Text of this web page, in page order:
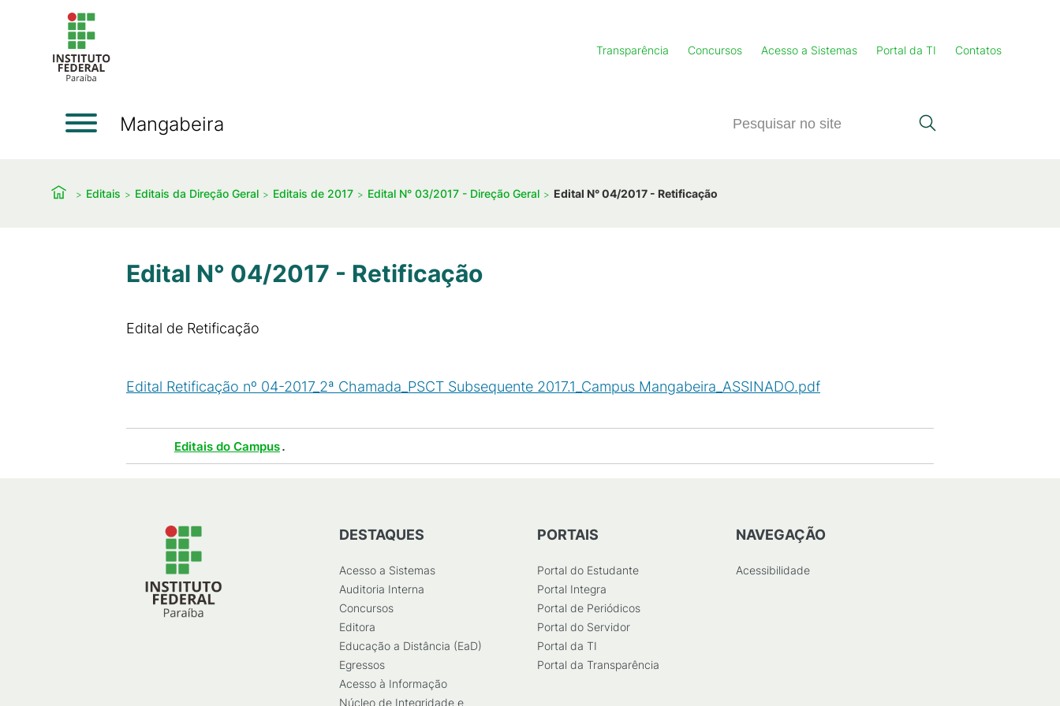
Transparência Concursos Acesso a Sistemas Portal da TI Contatos
Mangabeira
Editais Editais da Direção Geral Editais de 2017 Edital N° 03/2017 - Direção Geral Edital N° 04/2017 - Retificação
Edital N° 04/2017 - Retificação
Edital de Retificação
Edital Retificação nº 04-2017_2ª Chamada_PSCT Subsequente 2017.1_Campus Mangabeira_ASSINADO.pdf
Editais do Campus.
DESTAQUES
Acesso a Sistemas
Auditoria Interna
Concursos
Editora
Educação a Distância (EaD)
Egressos
Acesso à Informação
Núcleo de Integridade e
PORTAIS
Portal do Estudante
Portal Integra
Portal de Periódicos
Portal do Servidor
Portal da TI
Portal da Transparência
NAVEGAÇÃO
Acessibilidade